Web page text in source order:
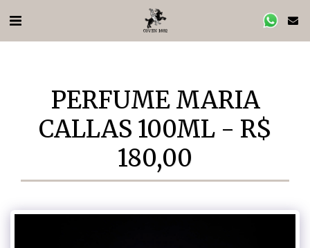
PERFUME MARIA
CALLAS 100ML - R$
180,00